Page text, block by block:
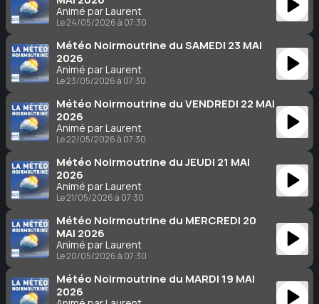
Animé par Laurent
Le 24/05/2026 à 07:30
Météo Noirmoutrine du SAMEDI 23 MAI
2026
Animé par Laurent
Le 23/05/2026 à 07:30
Météo Noirmoutrine du VENDREDI 22 MAI
2026
Animé par Laurent
Le 22/05/2026 à 07:30
Météo Noirmoutrine du JEUDI 21 MAI
2026
Animé par Laurent
Le 21/05/2026 à 07:30
Météo Noirmoutrine du MERCREDI 20
MAI 2026
Animé par Laurent
Le 20/05/2026 à 07:30
Météo Noirmoutrine du MARDI 19 MAI
2026